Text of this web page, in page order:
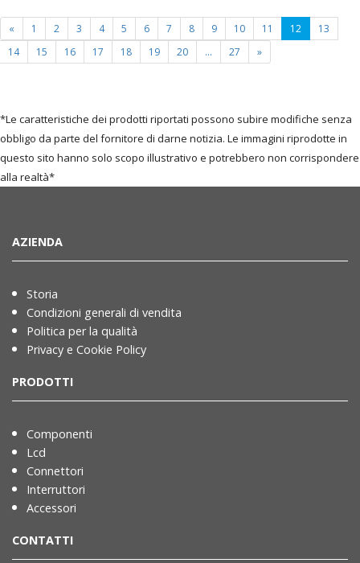
« 1 2 3 4 5 6 7 8 9 10 11 12 (current
page)
13
14
15 16 17 18 19 20 ... 27 »
*Le caratteristiche dei prodotti riportati possono subire modifiche senza
obbligo da parte del fornitore di darne notizia. Le immagini riprodotte in
questo sito hanno solo scopo illustrativo e potrebbero non corrispondere
alla realtà*
AZIENDA
Storia
Condizioni generali di vendita
Politica per la qualità
Privacy e Cookie Policy
PRODOTTI
Componenti
Lcd
Connettori
Interruttori
Accessori
CONTATTI